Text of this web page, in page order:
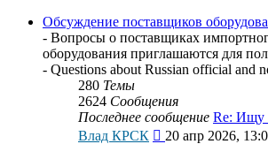
Обсуждение поставщиков
- Вопросы о поставщиках
оборудования приглашаются для
- Questions about Russian official and
280 Темы
2624 Сообщения
Последнее сообщение Re: Ищу
Влад КРСК
Перейти
20 апр 2026,